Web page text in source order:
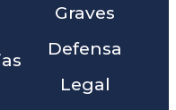
Graves
Defensa
Legal